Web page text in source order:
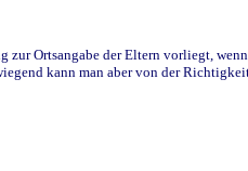
Ortsangabe der Eltern vorliegt,
kann man aber von der Richtigkeit